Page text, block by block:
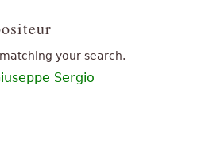
your search.
Sergio